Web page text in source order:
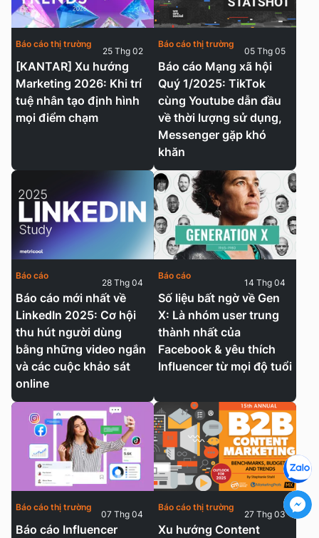
[KANTAR] Xu hướng
Marketing 2026: Khi trí
tuệ nhân tạo định hình
mọi điểm chạm
Báo cáo thị trường
25 Thg 02
Báo cáo Mạng xã hội
Quý 1/2025: TikTok
cùng Youtube dẫn đầu
về thời lượng sử dụng,
Messenger gặp khó
khăn
Báo cáo thị trường
05 Thg 05
Báo cáo mới nhất về
LinkedIn 2025: Cơ hội
thu hút người dùng
bằng những video ngắn
và các cuộc khảo sát
online
Báo cáo
28 Thg 04
Số liệu bất ngờ về Gen
X: Là nhóm user trung
thành nhất của
Facebook & yêu thích
Influencer từ mọi độ tuổi
Báo cáo
14 Thg 04
Báo cáo Influencer
Báo cáo thị trường
07 Thg 04
Xu hướng Content
Báo cáo thị trường
27 Thg 03